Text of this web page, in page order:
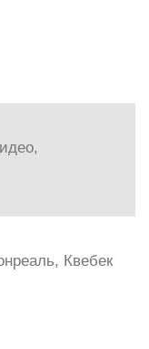
Квебек